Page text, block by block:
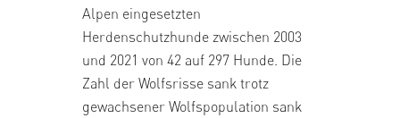
Alpen eingesetzten
Herdenschutzhunde zwischen 2003
und 2021 von 42 auf 297 Hunde. Die
Zahl der Wolfsrisse sank trotz
gewachsener Wolfspopulation sank